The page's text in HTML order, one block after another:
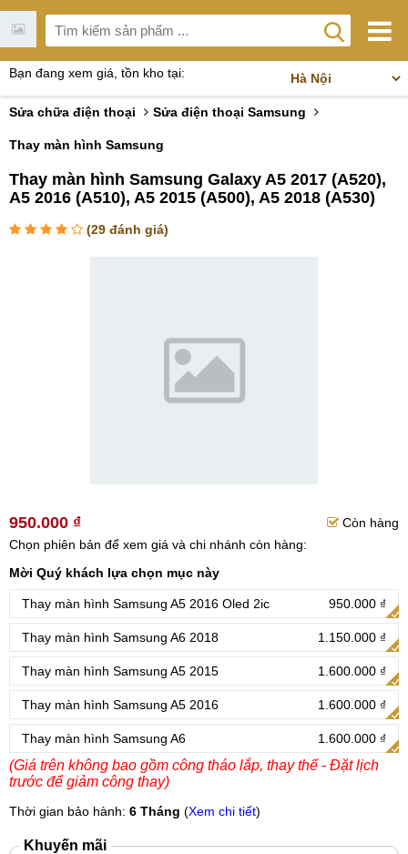
Bạn đang xem giá, tồn kho tại:
Sửa chữa điện thoại Sửa điện thoại Samsung
Thay màn hình Samsung
Thay màn hình Samsung Galaxy A5 2017 (A520),
A5 2016 (A510), A5 2015 (A500), A5 2018 (A530)
(29 đánh giá)
950.000 ₫
Còn hàng
Chọn phiên bản để xem giá và chi nhánh còn hàng:
Mời Quý khách lựa chọn mục này
Thay màn hình Samsung A5 2016 Oled 2ic 950.000 ₫
Thay màn hình Samsung A6 2018 1.150.000 ₫
Thay màn hình Samsung A5 2015 1.600.000 ₫
Thay màn hình Samsung A5 2016 1.600.000 ₫
Thay màn hình Samsung A6 1.600.000 ₫
(Giá trên không bao gồm công tháo lắp, thay thế - Đặt lịch
trước để giảm công thay)
Thời gian bảo hành: 6 Tháng (Xem chi tiết)
Khuyến mãi